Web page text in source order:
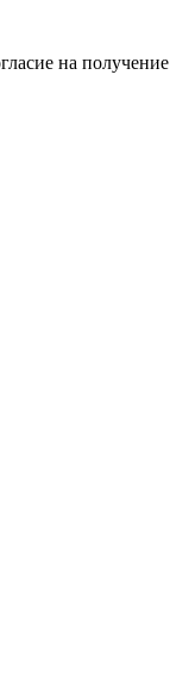
на получение